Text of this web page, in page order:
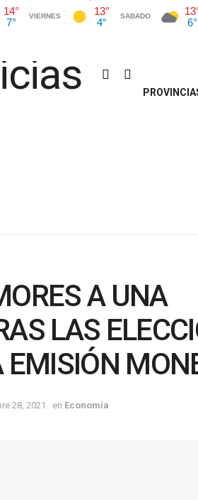
A UNA
LAS
EMISIÓN
28, 2021 en Economía